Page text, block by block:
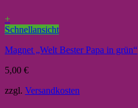
+
Schnellansicht
Magnet „Welt Bester Papa in grün“
5,00 €
zzgl. Versandkosten